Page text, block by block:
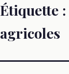
Étiquette :
agricoles